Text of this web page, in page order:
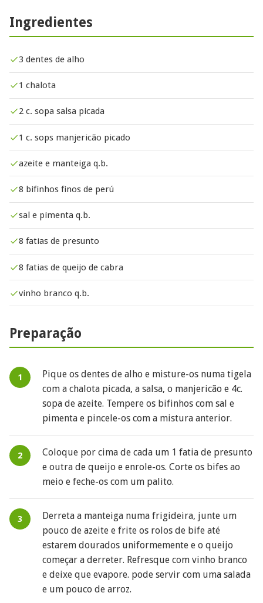
Ingredientes
3 dentes de alho
1 chalota
2 c. sopa salsa picada
1 c. sops manjericão picado
azeite e manteiga q.b.
8 bifinhos finos de perú
sal e pimenta q.b.
8 fatias de presunto
8 fatias de queijo de cabra
vinho branco q.b.
Preparação
Pique os dentes de alho e misture-os numa tigela
com a chalota picada, a salsa, o manjericão e 4c.
sopa de azeite. Tempere os bifinhos com sal e
pimenta e pincele-os com a mistura anterior.
Coloque por cima de cada um 1 fatia de presunto
e outra de queijo e enrole-os. Corte os bifes ao
meio e feche-os com um palito.
Derreta a manteiga numa frigideira, junte um
pouco de azeite e frite os rolos de bife até
estarem dourados uniformemente e o queijo
começar a derreter. Refresque com vinho branco
e deixe que evapore. pode servir com uma salada
e um pouco de arroz.